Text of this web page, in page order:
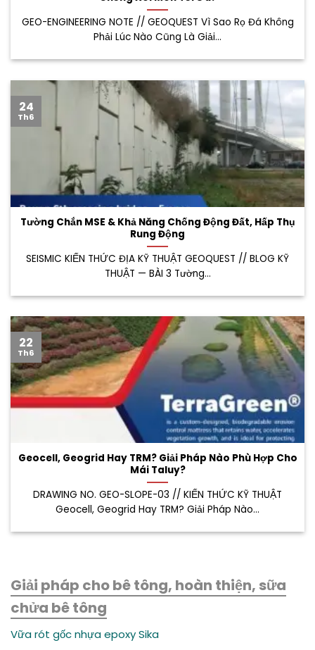
GEO-ENGINEERING NOTE // GEOQUEST Vì Sao Rọ Đá Không
Phải Lúc Nào Cũng Là Giải...
Tường Chắn MSE & Khả Năng Chống Động Đất, Hấp Thụ
Rung Động
SEISMIC KIẾN THỨC ĐỊA KỸ THUẬT GEOQUEST // BLOG KỸ
THUẬT — BÀI 3 Tường...
24
Th6
Geocell, Geogrid Hay TRM? Giải Pháp Nào Phù Hợp Cho
Mái Taluy?
DRAWING NO. GEO-SLOPE-03 // KIẾN THỨC KỸ THUẬT
Geocell, Geogrid Hay TRM? Giải Pháp Nào...
22
Th6
Giải pháp cho bê tông, hoàn thiện, sữa
chửa bê tông
Vữa rót gốc nhựa epoxy Sika